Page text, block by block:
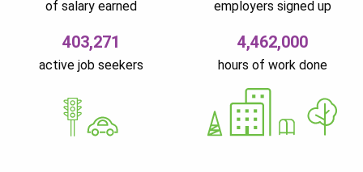
of salary earned employers signed up
403,271
active job seekers
4,462,000
hours of work done